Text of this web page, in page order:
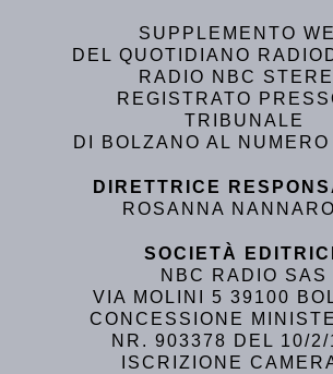
SUPPLEMENTO
DEL QUOTIDIANO
RADIO NBC
REGISTRATO
TRIBUNALE
DI BOLZANO AL
DIRETTRICE
ROSANNA
SOCIETÀ
NBC RADIO SAS
VIA MOLINI 5 39100
CONCESSIONE
NR. 903378 DEL 10/2/
ISCRIZIONE